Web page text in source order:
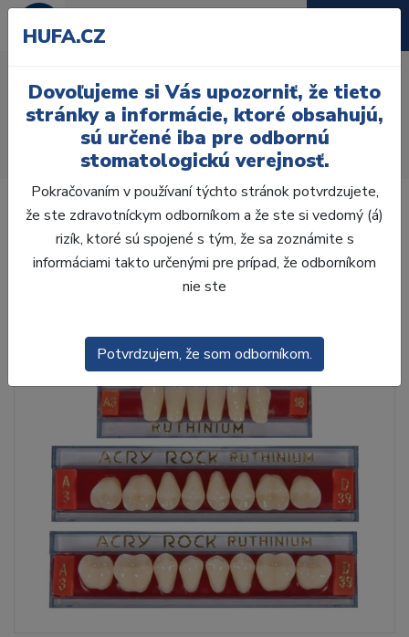
D42, A2
Zuby
AcryRock
AcryRock 1x28 S52-I52-D42, A2
HUFA.CZ
Dovoľujeme si Vás upozorniť, že tieto
stránky a informácie, ktoré obsahujú,
sú určené iba pre odbornú
stomatologickú verejnosť.
Pokračovaním v používaní týchto stránok potvrdzujete,
že ste zdravotníckym odborníkom a že ste si vedomý (á)
rizík, ktoré sú spojené s tým, že sa zoznámite s
informáciami takto určenými pre prípad, že odborníkom
nie ste
Potvrdzujem, že som odborníkom.